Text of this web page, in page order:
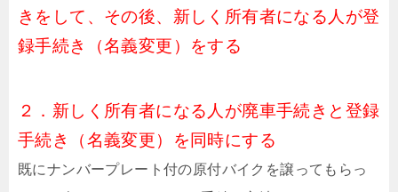
きをして、その後、新しく所有者になる人が登
録手続き（名義変更）をする
２．新しく所有者になる人が廃車手続きと登録
手続き（名義変更）を同時にする
既にナンバープレート付の原付バイクを譲ってもらっ